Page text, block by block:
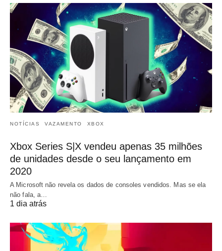
NOTÍCIAS VAZAMENTO XBOX
Xbox Series S|X vendeu apenas 35 milhões
de unidades desde o seu lançamento em
2020
A Microsoft não revela os dados de consoles vendidos. Mas se ela
não fala, a…
1 dia atrás